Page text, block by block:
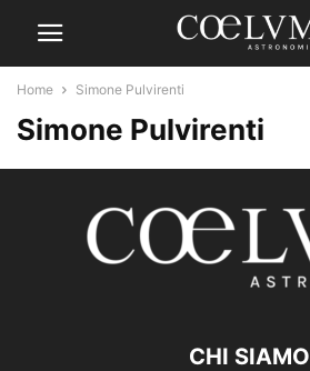
Home Simone Pulvirenti
Simone Pulvirenti
CHI SIAMO